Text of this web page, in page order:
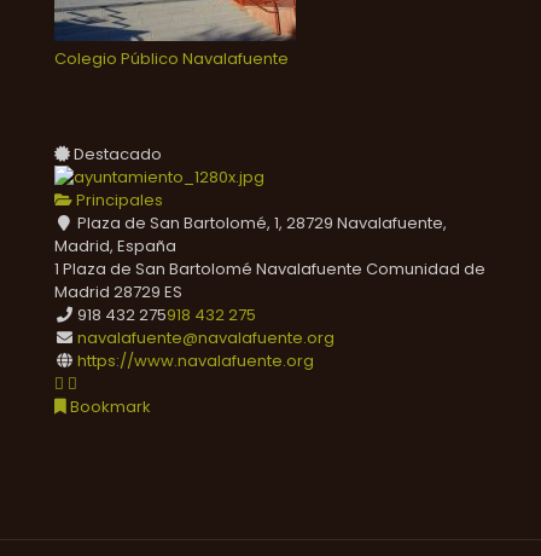
Colegio Público Navalafuente
Destacado
Principales
Plaza de San Bartolomé, 1, 28729 Navalafuente,
Madrid, España
1 Plaza de San Bartolomé Navalafuente Comunidad de
Madrid 28729 ES
918 432 275918 432 275
navalafuente@navalafuente.org
https://www.navalafuente.org
Bookmark